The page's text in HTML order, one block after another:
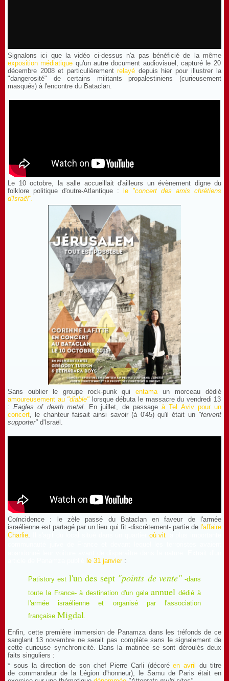
Signalons ici que la vidéo ci-dessus n'a pas bénéficié de la même
exposition médiatique qu'un autre document audiovisuel, capturé le 20
décembre 2008 et particulièrement relayé depuis hier pour illustrer la
"dangerosité" de certains militants propalestiniens (curieusement
masqués) à l'encontre du Bataclan.
Le 10 octobre, la salle accueillait d'ailleurs un évènement digne du
folklore politique d'outre-Atlantique :
le "concert des amis chrétiens
d'Israël".
Sans oublier le groupe rock-punk quientama un morceau dédié
amoureusement au "diable" lorsque débuta le massacre du vendredi 13
:Eagles of death metal. En juillet, de passage à Tel Aviv pour un
concert , le chanteur faisait ainsi savoir (à 0'45) qu'il était un "fervent
supporter" d'Israël.
Coïncidence : le zèle passé du Bataclan en faveur de l'armée
israélienne est partagé par un lieu qui fit -discrètement- partie de l'affaire
Charlie
où vit
le 31 janvier:
Patistory est l'un des sept "points de vente" -dans
toute la France- à destination d'un galaannuel dédié à
l'armée israélienne et organisé par l'association
française Migdal
Enfin, cette première immersion de Panamza dans les tréfonds de ce
sanglant 13 novembre ne serait pas complète sans le signalement de
cette curieuse synchronicité. Dans la matinée se sont déroulés deux
faits singuliers :
* sous la direction de son chef Pierre Carli (décoré en avril
du titre
de commandeur de la Légion d'honneur), le Samu de Paris était en